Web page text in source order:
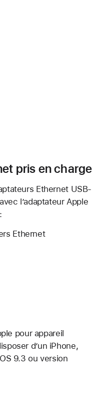
pris en charge
Ethernet USB-
l’adaptateur Apple
Ethernet
pour appareil
d’un iPhone,
9.3 ou version